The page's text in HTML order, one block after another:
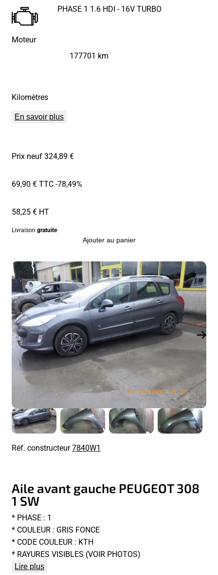
Moteur
PHASE 1 1.6 HDI - 16V TURBO
Kilomètres
177701 km
En savoir plus
Prix neuf 324,89 €
69,90 € TTC-78,49%
58,25 € HT
Livraison gratuite
Ajouter au panier
Réf. constructeur7840W1
Aile avant gauche PEUGEOT 308
1 SW
* PHASE : 1
* COULEUR : GRIS FONCE
* CODE COULEUR : KTH
* RAYURES VISIBLES (VOIR PHOTOS)
Lire plus